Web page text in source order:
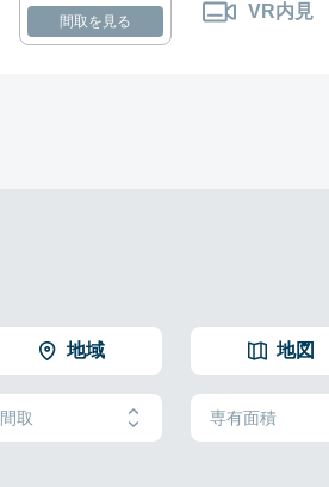
間取を見る VR内見
地域 地図
間取 専有面積